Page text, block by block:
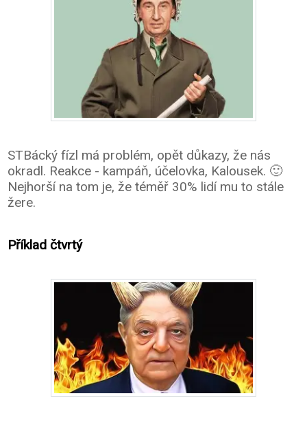
STBácký fízl má problém, opět důkazy, že nás
okradl. Reakce - kampáň, účelovka, Kalousek. 🙂
Nejhorší na tom je, že téměř 30% lidí mu to stále
žere.
Příklad čtvrtý